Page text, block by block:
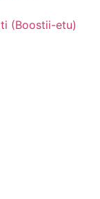
(Boostii-etu)